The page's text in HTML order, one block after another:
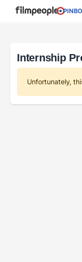
Internship
Unfortunately,